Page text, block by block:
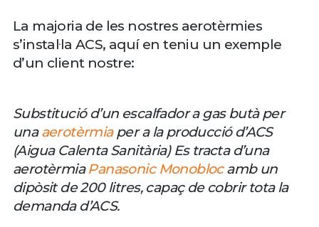
La majoria de les nostres aerotèrmies
s’instal·la ACS, aquí en teniu un exemple
d’un client nostre:
Substitució d’un escalfador a gas butà per
unaaerotèrmiaper a la producció d’ACS
(Aigua Calenta Sanitària) Es tracta d’una
aerotèrmiaPanasonic Monoblocamb un
dipòsit de 200 litres, capaç de cobrir tota la
demanda d’ACS.